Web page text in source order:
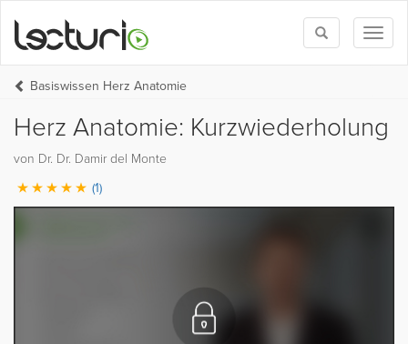
Toggle
search
Basiswissen Herz Anatomie
Herz Anatomie: Kurzwiederholung
von Dr. Dr. Damir del Monte
(1)